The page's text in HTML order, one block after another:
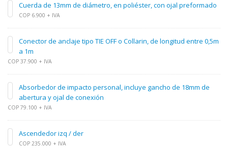
Cuerda de 13mm de diámetro, en poliéster, con ojal preformado
COP 6.900 + IVA
Conector de anclaje tipo TIE OFF o Collarin, de longitud entre 0,5m
a 1m
COP 37.900 + IVA
Absorbedor de impacto personal, incluye gancho de 18mm de
abertura y ojal de conexión
COP 79.100 + IVA
Ascendedor izq / der
COP 235.000 + IVA